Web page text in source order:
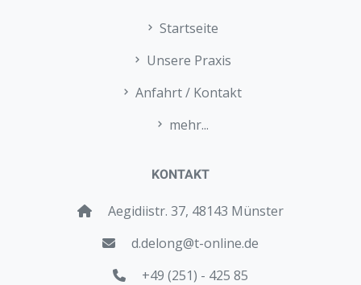
Startseite
Unsere Praxis
Anfahrt / Kontakt
mehr...
KONTAKT
Aegidiistr. 37, 48143 Münster
d.delong@t-online.de
+49 (251) - 425 85